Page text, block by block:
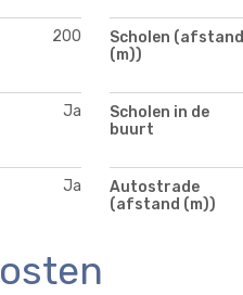
200
Scholen (afstand
(m))
Ja
Scholen in de
buurt
Ja
Autostrade
(afstand (m))